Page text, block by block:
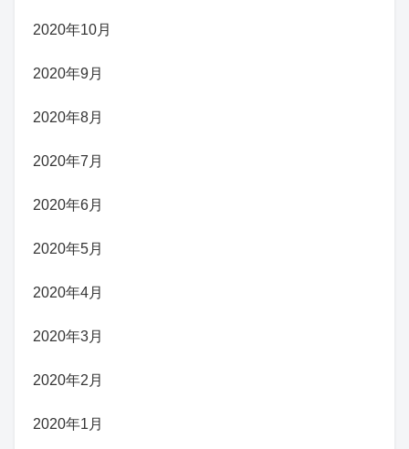
2020年10月
2020年9月
2020年8月
2020年7月
2020年6月
2020年5月
2020年4月
2020年3月
2020年2月
2020年1月